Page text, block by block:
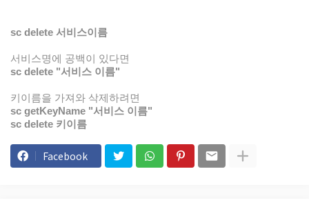
sc delete 서비스이름
서비스명에 공백이 있다면
sc delete "서비스 이름"
키이름을 가져와 삭제하려면
sc getKeyName "서비스 이름"
sc delete 키이름
Facebook